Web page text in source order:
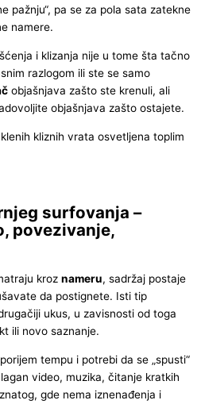
pažnju“, pa se za pola sata zatekne
namere.
i klizanja nije u tome šta tačno
razlogom ili ste se samo
objašnjava zašto ste krenuli, ali
objašnjava zašto ostajete.
surfovanja –
povezivanje,
kroz nameru, sadržaj postaje
da postignete. Isti tip
ukus, u zavisnosti od toga
ili novo saznanje.
tempu i potrebi da se „spusti“
video, muzika, čitanje kratkih
gde nema iznenađenja i